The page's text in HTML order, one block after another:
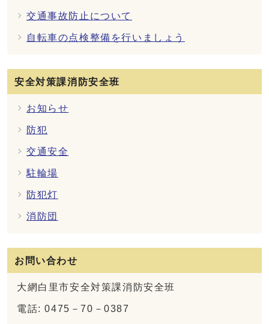
交通事故防止について
自転車の点検整備を行いましょう
安全対策課消防安全班
お知らせ
防犯
交通安全
駐輪場
防犯灯
消防団
お問い合わせ
大網白里市安全対策課消防安全班
電話: 0475－70－0387